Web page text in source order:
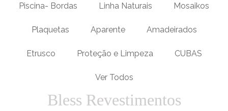
Piscina- Bordas Linha Naturais Mosaikos
Plaquetas Aparente Amadeirados
Etrusco Proteção e Limpeza CUBAS
Ver Todos
Bless Revestimentos